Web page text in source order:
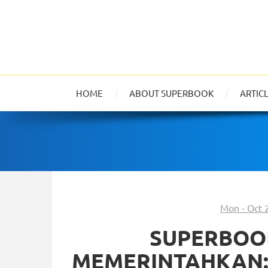
HOME ABOUT SUPERBOOK
Mon - Oct